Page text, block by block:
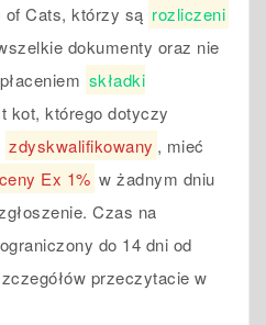
of Cats, którzy są rozliczeni
dokumenty oraz nie
składki
kot, którego dotyczy
zdyskwalifikowany , mieć
Ex 1% w żadnym dniu
Czas na
do 14 dni od
przeczytacie w